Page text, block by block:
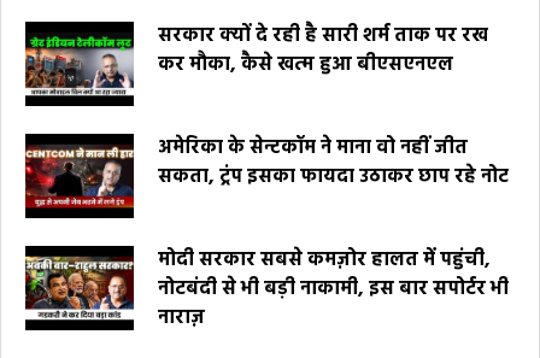
सरकार क्यों दे रही है सारी शर्म ताक पर रख
कर मौका, कैसे खत्म हुआ बीएसएनएल
अमेरिका के सेन्टकॉम ने माना वो नहीं जीत
सकता, ट्रंप इसका फायदा उठाकर छाप रहे नोट
मोदी सरकार सबसे कमज़ोर हालत में पहुंची,
नोटबंदी से भी बड़ी नाकामी, इस बार सपोर्टर भी
नाराज़